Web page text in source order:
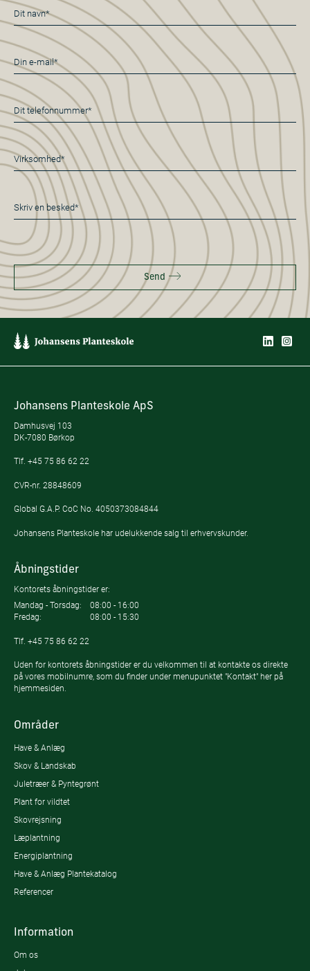
Navn
*
E-
mail
*
Telefon
*
Virksomhed*
*
Besked
*
Send
Johansens Planteskole ApS
Damhusvej 103
DK-7080 Børkop
Tlf. +45 75 86 62 22
CVR-nr. 28848609
Global G.A.P. CoC No. 4050373084844
Johansens Planteskole har udelukkende salg til erhvervskunder.
Åbningstider
Kontorets åbningstider er:
Mandag - Torsdag:
08:00 - 16:00
Fredag:
08:00 - 15:30
Tlf. +45 75 86 62 22
Uden for kontorets åbningstider er du velkommen til at kontakte os direkte
på vores mobilnumre, som du finder under menupunktet "Kontakt" her på
hjemmesiden.
Områder
Have & Anlæg
Skov & Landskab
Juletræer & Pyntegrønt
Plant for vildtet
Skovrejsning
Læplantning
Energiplantning
Have & Anlæg Plantekatalog
Referencer
Information
Om os